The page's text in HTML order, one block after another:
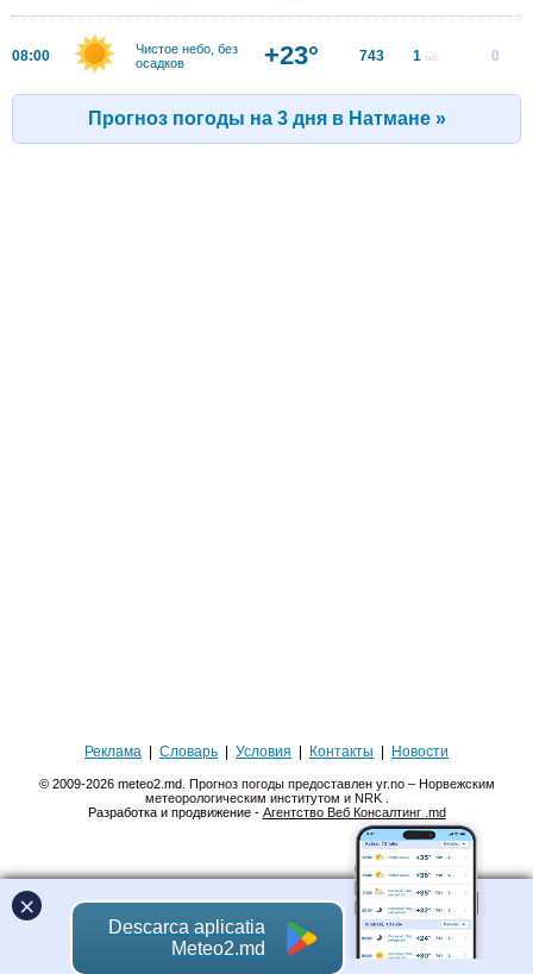
08:00
Чистое небо, без
осадков
+23° 743 1 м/с 0
Прогноз погоды на 3 дня в Hатмане »
Реклама Словарь Условия Контакты Новости
© 2009-2026 meteo2.md. Прогноз погоды предоставлен yr.no – Норвежским
метеорологическим институтом и NRK
Разработка и продвижение - Агентство Веб Консалтинг .md
×
Descarca aplicatia
Meteo2.md